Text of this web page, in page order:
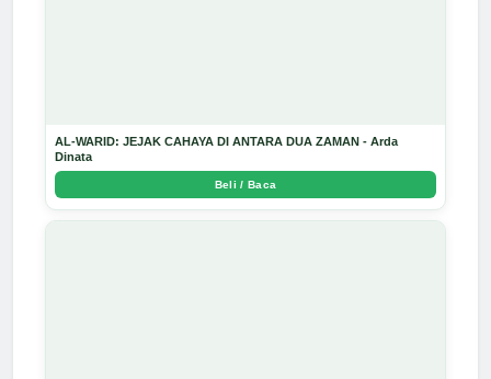
AL-WARID: JEJAK CAHAYA DI ANTARA DUA ZAMAN - Arda
Dinata
Beli / Baca